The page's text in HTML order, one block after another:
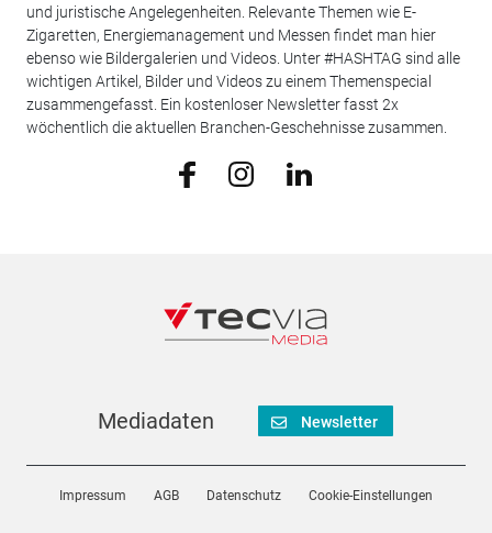
und juristische Angelegenheiten. Relevante Themen wie E-
Zigaretten, Energiemanagement und Messen findet man hier
ebenso wie Bildergalerien und Videos. Unter #HASHTAG sind alle
wichtigen Artikel, Bilder und Videos zu einem Themenspecial
zusammengefasst. Ein kostenloser Newsletter fasst 2x
wöchentlich die aktuellen Branchen-Geschehnisse zusammen.
Mediadaten Newsletter
Impressum AGB Datenschutz Cookie-Einstellungen